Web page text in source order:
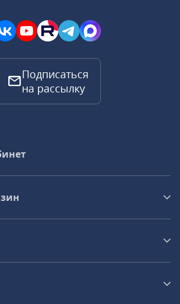
Подписаться
на рассылку